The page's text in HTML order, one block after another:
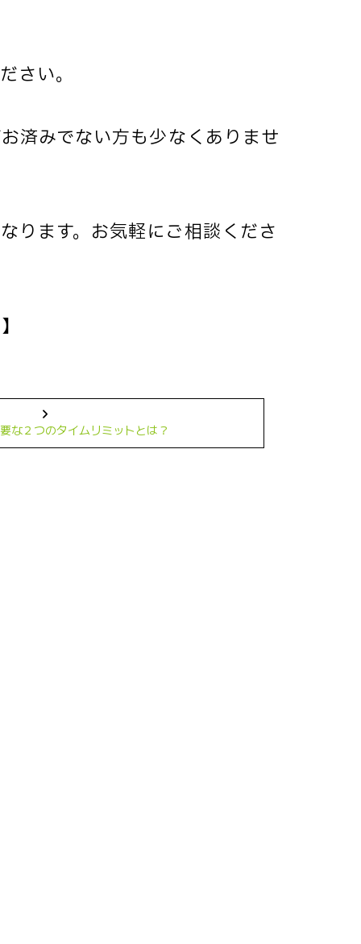
さい。
済みでない方も少なくありませ
ります。お気軽にご相談くださ
】
な２つのタイムリミットとは？